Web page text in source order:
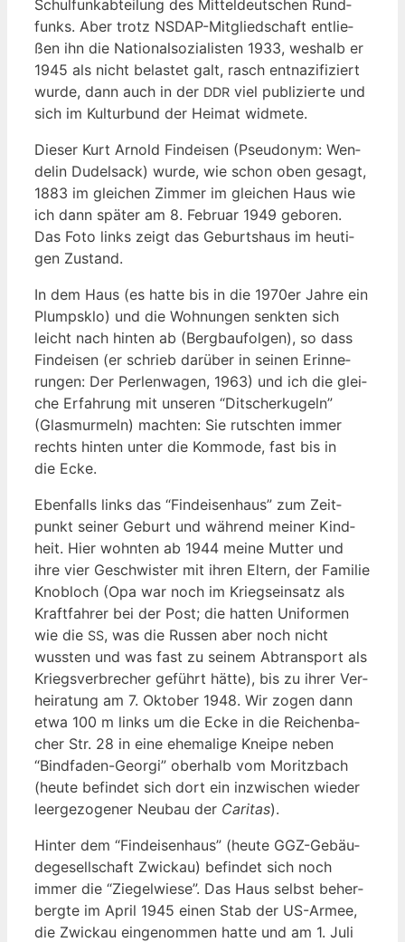
Schul­funk­ab­tei­lung des Mit­tel­deut­schen Rund­
funks. Aber trotz NSDAP-Mit­glied­schaft ent­lie­
ßen ihn die Natio­nal­so­zia­lis­ten 1933, wes­halb er
1945 als nicht belas­tet galt, rasch ent­na­zi­fi­ziert
wur­de, dann auch in der DDR viel publi­zier­te und
sich im Kul­tur­bund der Hei­mat widmete.
Die­ser Kurt Arnold Find­ei­sen (Pseud­onym: Wen­
de­lin Dudel­sack) wur­de, wie schon oben gesagt,
1883 im glei­chen Zim­mer im glei­chen Haus wie
ich dann spä­ter am 8. Febru­ar 1949 gebo­ren.
Das Foto links zeigt das Geburts­haus im heu­ti­
gen Zustand.
In dem Haus (es hat­te bis in die 1970er Jah­re ein
Plumps­klo) und die Woh­nun­gen senk­ten sich
leicht nach hin­ten ab (Berg­bau­fol­gen), so dass
Find­ei­sen (er schrieb dar­über in sei­nen Erin­ne­
run­gen: Der Per­len­wa­gen, 1963) und ich die glei­
che Erfah­rung mit unse­ren “Dit­scher­ku­geln”
(Glas­mur­meln) mach­ten: Sie rutsch­ten immer
rechts hin­ten unter die Kom­mo­de, fast bis in
die Ecke.
Eben­falls links das “Find­ei­sen­haus” zum Zeit­
punkt sei­ner Geburt und wäh­rend mei­ner Kind­
heit. Hier wohn­ten ab 1944 mei­ne Mut­ter und
ihre vier Geschwis­ter mit ihren Eltern, der Fami­lie
Knob­loch (Opa war noch im Kriegs­ein­satz als
Kraft­fah­rer bei der Post; die hat­ten Uni­for­men
wie die SS, was die Rus­sen aber noch nicht
wuss­ten und was fast zu sei­nem Abtrans­port als
Kriegs­ver­bre­cher geführt hät­te), bis zu ihrer Ver­
hei­ra­tung am 7. Okto­ber 1948. Wir zogen dann
etwa 100 m links um die Ecke in die Rei­chen­ba­
cher Str. 28 in eine ehe­ma­li­ge Knei­pe neben
“Bind­fa­den-Geor­gi” ober­halb vom Moritz­bach
(heu­te befin­det sich dort ein inzwi­schen wie­der
leer­ge­zo­ge­ner Neu­bau der Cari­tas).
Hin­ter dem “Find­ei­sen­haus” (heu­te GGZ-Gebäu­
de­ge­sell­schaft Zwi­ckau) befin­det sich noch
immer die “Zie­gel­wie­se”. Das Haus selbst beher­
berg­te im April 1945 einen Stab der US-Armee,
die Zwi­ckau ein­ge­nom­men hat­te und am 1. Juli